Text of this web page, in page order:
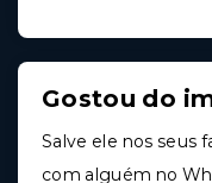
Gostou do
Salve ele nos seus
com alguém no